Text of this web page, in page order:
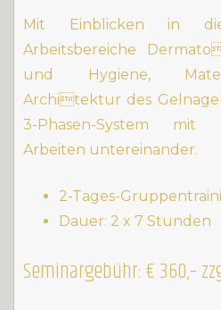
Mit Einblicken in
Arbeitsbereiche
und Hygiene,
Architektur des
3-Phasen-System mit
Arbeiten untereinander.
2-Tages-
Dauer: 2 x 7 Stunden
Seminargebühr: € 360,–